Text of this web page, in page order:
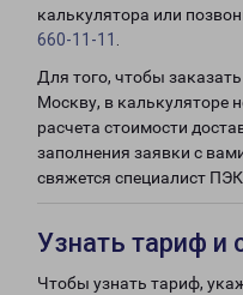
калькулятора или
660-11-11
Для того, чтобы
Москву, в калькуляторе
расчета стоимости
заполнения заявки с
свяжется специалист ПЭК.
Узнать тариф и
Чтобы узнать тариф,